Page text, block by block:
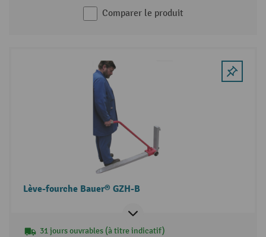
Comparer le produit
Lève-fourche Bauer® GZH-B
31 jours ouvrables (à titre indicatif)